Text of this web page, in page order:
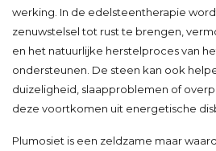
werking. In de edelsteentherapie
zenuwstelsel tot rust te brengen,
en het natuurlijke herstelproces van
ondersteunen. De steen kan ook
duizeligheid, slaapproblemen of
deze voortkomen uit energetische
Plumosiet is een zeldzame maar